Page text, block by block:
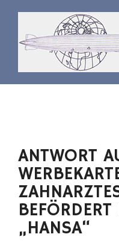
springen
ANTWORT
„HANSA“